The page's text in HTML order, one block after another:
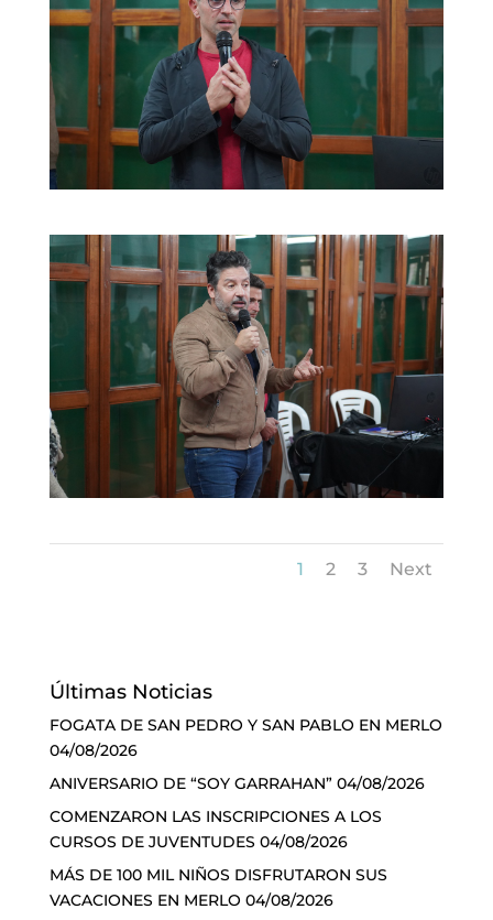
1 2 3 Next
Últimas Noticias
FOGATA DE SAN PEDRO Y SAN PABLO EN MERLO
04/08/2026
ANIVERSARIO DE “SOY GARRAHAN” 04/08/2026
COMENZARON LAS INSCRIPCIONES A LOS
CURSOS DE JUVENTUDES 04/08/2026
MÁS DE 100 MIL NIÑOS DISFRUTARON SUS
VACACIONES EN MERLO 04/08/2026